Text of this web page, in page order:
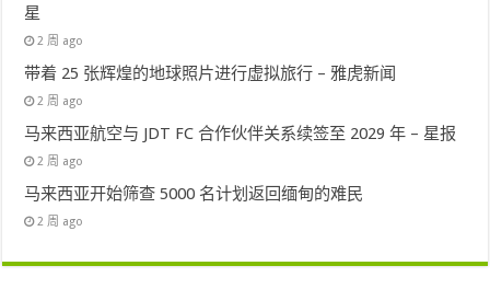
星
2 周 ago
带着 25 张辉煌的地球照片进行虚拟旅行 – 雅虎新闻
2 周 ago
马来西亚航空与 JDT FC 合作伙伴关系续签至 2029 年 – 星报
2 周 ago
马来西亚开始筛查 5000 名计划返回缅甸的难民
2 周 ago